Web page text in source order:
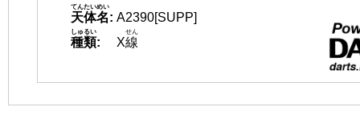
天体名
てんたいめい
: A2390[SUPP]
種類
しゅるい
: X線
せん